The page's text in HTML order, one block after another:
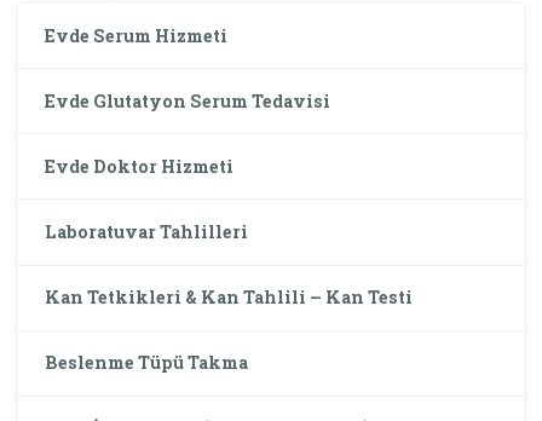
Evde Serum Hizmeti
Evde Glutatyon Serum Tedavisi
Evde Doktor Hizmeti
Laboratuvar Tahlilleri
Kan Tetkikleri & Kan Tahlili – Kan Testi
Beslenme Tüpü Takma